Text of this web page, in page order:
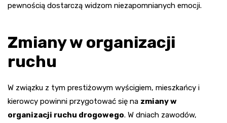
pewnością dostarczą widzom niezapomnianych emocji.
Zmiany w organizacji
ruchu
W związku z tym prestiżowym wyścigiem, mieszkańcy i
kierowcy powinni przygotować się na zmiany w
organizacji ruchu drogowego. W dniach zawodów,